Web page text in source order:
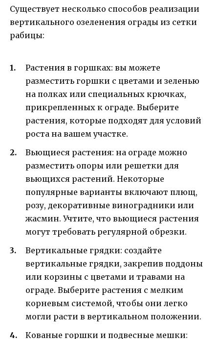
Существует несколько способов реализации
вертикального озеленения ограды из сетки
рабицы:
Растения в горшках: вы можете
разместить горшки с цветами и зеленью
на полках или специальных крючках,
прикрепленных к ограде. Выберите
растения, которые подходят для условий
роста на вашем участке.
Вьющиеся растения: на ограде можно
разместить опоры или решетки для
вьющихся растений. Некоторые
популярные варианты включают плющ,
розу, декоративные виноградники или
жасмин. Учтите, что вьющиеся растения
могут требовать регулярной обрезки.
Вертикальные грядки: создайте
вертикальные грядки, закрепив поддоны
или корзины с цветами и травами на
ограде. Выберите растения с мелким
корневым системой, чтобы они легко
могли расти в вертикальном положении.
Кованые горшки и подвесные мешки: